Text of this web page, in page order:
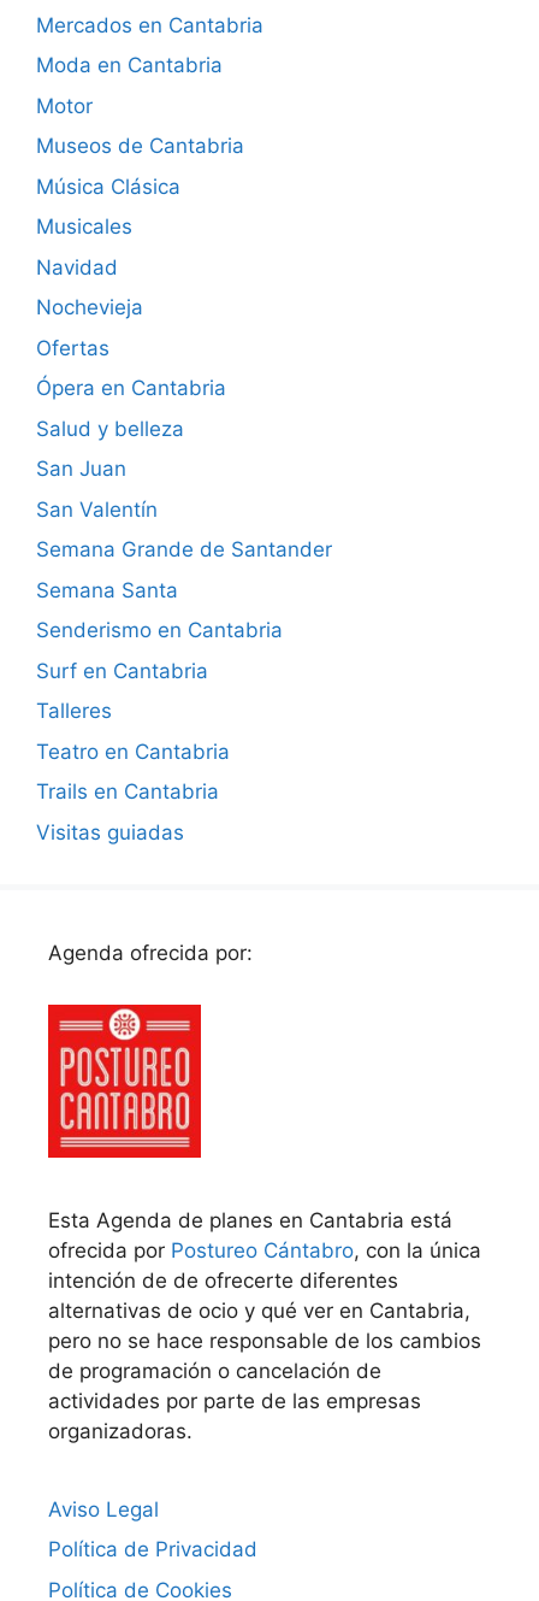
Mercados en Cantabria
Moda en Cantabria
Motor
Museos de Cantabria
Música Clásica
Musicales
Navidad
Nochevieja
Ofertas
Ópera en Cantabria
Salud y belleza
San Juan
San Valentín
Semana Grande de Santander
Semana Santa
Senderismo en Cantabria
Surf en Cantabria
Talleres
Teatro en Cantabria
Trails en Cantabria
Visitas guiadas
Agenda ofrecida por:
Esta Agenda de planes en Cantabria está
ofrecida por Postureo Cántabro, con la única
intención de de ofrecerte diferentes
alternativas de ocio y qué ver en Cantabria,
pero no se hace responsable de los cambios
de programación o cancelación de
actividades por parte de las empresas
organizadoras.
Aviso Legal
Política de Privacidad
Política de Cookies